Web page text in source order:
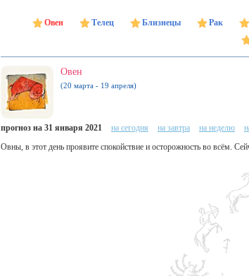
Овен Телец Близнецы Рак
Овен
(20 марта - 19 апреля)
прогноз на 31 января 2021 на сегодня на завтра на неделю
Овны, в этот день проявите спокойствие и осторожность во всём.